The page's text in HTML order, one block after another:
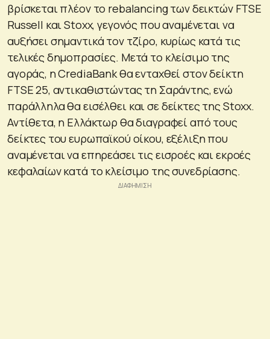
βρίσκεται πλέον το rebalancing των δεικτών FTSE
Russell και Stoxx, γεγονός που αναμένεται να
αυξήσει σημαντικά τον τζίρο, κυρίως κατά τις
τελικές δημοπρασίες. Μετά το κλείσιμο της
αγοράς, η CrediaBank θα ενταχθεί στον δείκτη
FTSE 25, αντικαθιστώντας τη Σαράντης, ενώ
παράλληλα θα εισέλθει και σε δείκτες της Stoxx.
Αντίθετα, η Ελλάκτωρ θα διαγραφεί από τους
δείκτες του ευρωπαϊκού οίκου, εξέλιξη που
αναμένεται να επηρεάσει τις εισροές και εκροές
κεφαλαίων κατά το κλείσιμο της συνεδρίασης.